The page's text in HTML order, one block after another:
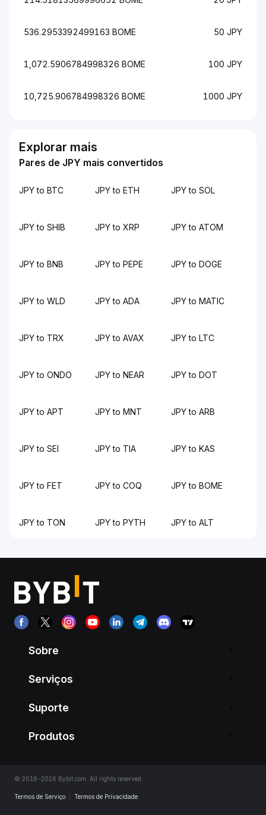
536.2953392499163 BOME 50 JPY
1,072.5906784998326 BOME 100 JPY
10,725.906784998326 BOME 1000 JPY
Explorar mais
Pares de JPY mais convertidos
JPY to BTC JPY to ETH JPY to SOL
JPY to SHIB JPY to XRP JPY to ATOM
JPY to BNB JPY to PEPE JPY to DOGE
JPY to WLD JPY to ADA JPY to MATIC
JPY to TRX JPY to AVAX JPY to LTC
JPY to ONDO JPY to NEAR JPY to DOT
JPY to APT JPY to MNT JPY to ARB
JPY to SEI JPY to TIA JPY to KAS
JPY to FET JPY to COQ JPY to BOME
JPY to TON JPY to PYTH JPY to ALT
Sobre
Serviços
Suporte
Produtos
© 2018-2026 Bybit.com. All rights reserved.
Termos de Serviço Termos de Privacidade